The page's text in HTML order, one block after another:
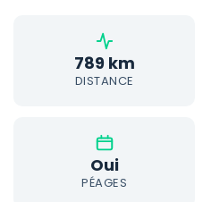
789 km
DISTANCE
Oui
PÉAGES